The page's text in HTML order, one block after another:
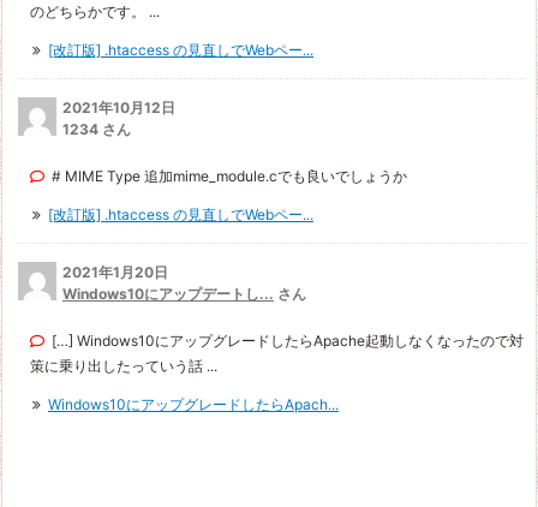
のどちらかです。 ...
[改訂版] .htaccess の見直しでWebペー...
2021年10月12日
1234 さん
# MIME Type 追加mime_module.cでも良いでしょうか
[改訂版] .htaccess の見直しでWebペー...
2021年1月20日
Windows10にアップデートし... さん
[…] Windows10にアップグレードしたらApache起動しなくなったので対
策に乗り出したっていう話 ...
Windows10にアップグレードしたらApach...